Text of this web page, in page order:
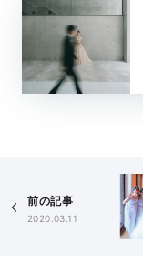
前の記事
2020.03.11